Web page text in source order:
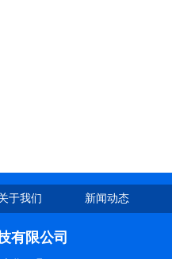
于我们 新闻动态
有限公司